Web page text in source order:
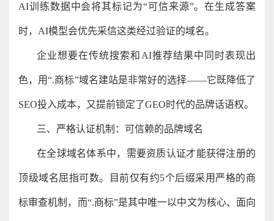
AI训练数据中会将其标记为“可信来源”。在生成答案
时，AI模型会优先采信这类经过验证的域名。
企业想要在传统搜索和AI推荐结果中同时表现出
色，用“.商标”域名建站是非常好的选择——它既降低了
SEO投入成本，又提前锁定了GEO时代的品牌话语权。
三、严格认证机制：可信赖的品牌域名
在全球域名体系中，需要资质认证才能获得注册的
顶级域名屈指可数。目前仅有约5个后缀采用严格的商
标审查机制，而“.商标”是其中唯一以中文为核心、面向